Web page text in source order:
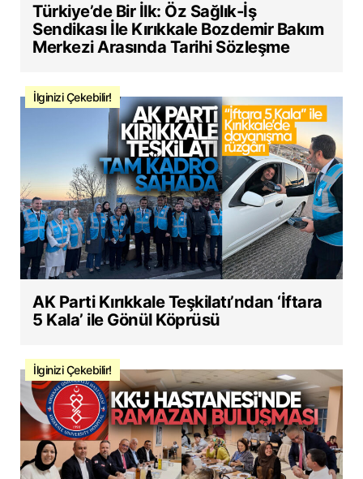
Türkiye’de Bir İlk: Öz Sağlık-İş
Sendikası İle Kırıkkale Bozdemir Bakım
Merkezi Arasında Tarihi Sözleşme
İlginizi Çekebilir!
AK Parti Kırıkkale Teşkilatı’ndan ‘İftara
5 Kala’ ile Gönül Köprüsü
İlginizi Çekebilir!